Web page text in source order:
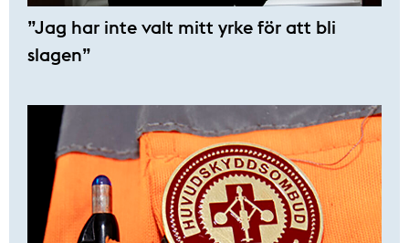
”Jag har inte valt mitt yrke för att bli
slagen”